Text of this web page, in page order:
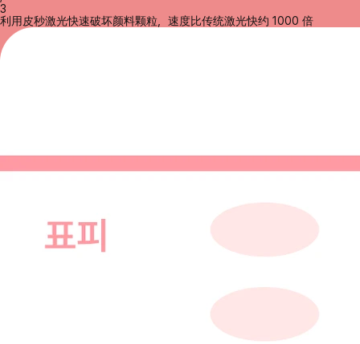
3
利用皮秒激光快速破坏颜料颗粒，速度比传统激光快约 1000 倍